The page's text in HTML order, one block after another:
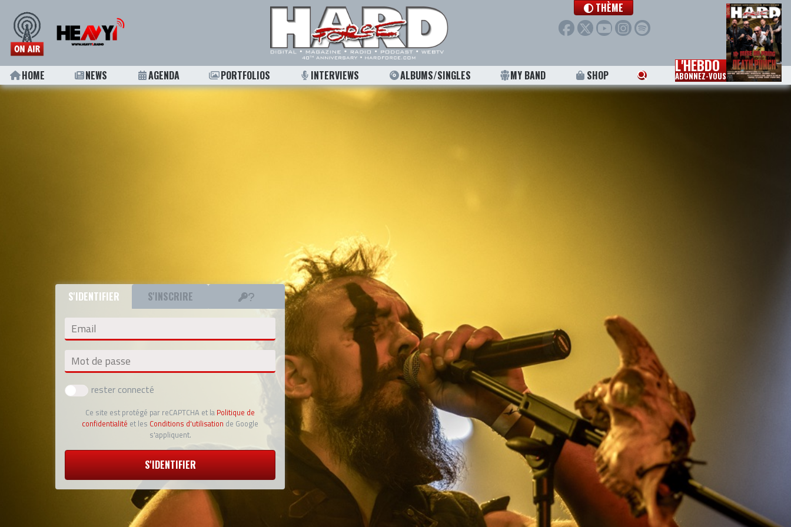
THÈME
HOME NEWS AGENDA PORTFOLIOS INTERVIEWS ALBUMS/SINGLES MY BAND SHOP L'HEBDO
ABONNEZ-VOUS
S'IDENTIFIER S'INSCRIRE
Email
Mot de passe
rester connecté
Ce site est protégé par reCAPTCHA et la Politique de
confidentialité et les Conditions d'utilisation de Google
s'appliquent.
S'IDENTIFIER